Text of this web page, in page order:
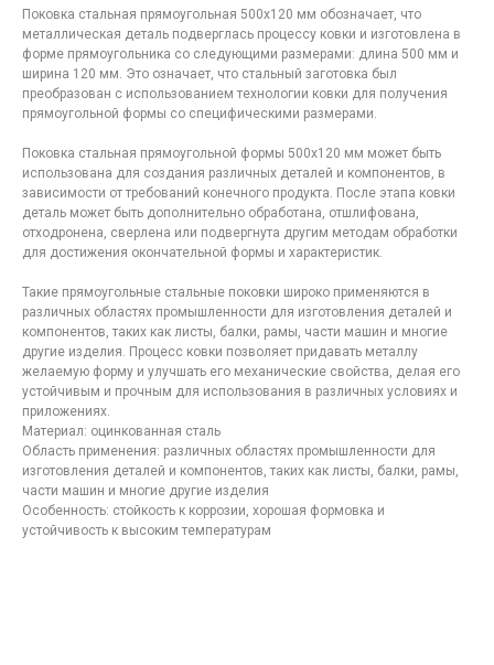
Поковка стальная прямоугольная 500x120 мм обозначает, что
металлическая деталь подверглась процессу ковки и изготовлена в
форме прямоугольника со следующими размерами: длина 500 мм и
ширина 120 мм. Это означает, что стальный заготовка был
преобразован с использованием технологии ковки для получения
прямоугольной формы со специфическими размерами.
Поковка стальная прямоугольной формы 500x120 мм может быть
использована для создания различных деталей и компонентов, в
зависимости от требований конечного продукта. После этапа ковки
деталь может быть дополнительно обработана, отшлифована,
отходронена, сверлена или подвергнута другим методам обработки
для достижения окончательной формы и характеристик.
Такие прямоугольные стальные поковки широко применяются в
различных областях промышленности для изготовления деталей и
компонентов, таких как листы, балки, рамы, части машин и многие
другие изделия. Процесс ковки позволяет придавать металлу
желаемую форму и улучшать его механические свойства, делая его
устойчивым и прочным для использования в различных условиях и
приложениях.
Материал: оцинкованная сталь
Область применения: различных областях промышленности для
изготовления деталей и компонентов, таких как листы, балки, рамы,
части машин и многие другие изделия
Особенность: стойкость к коррозии, хорошая формовка и
устойчивость к высоким температурам
Контакты компании
по лазерной резке в
Москве